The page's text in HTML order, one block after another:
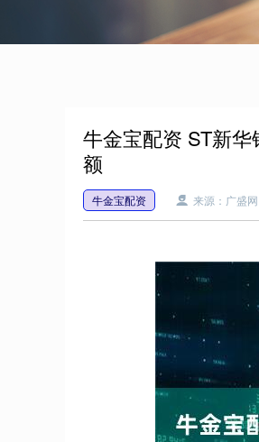
牛金宝配资 ST新
额
牛金宝配资 来源：广盛网